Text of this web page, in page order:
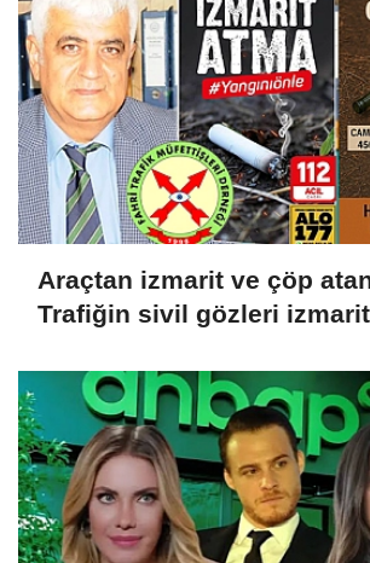
Araçtan izmarit ve çöp
Trafiğin sivil gözleri